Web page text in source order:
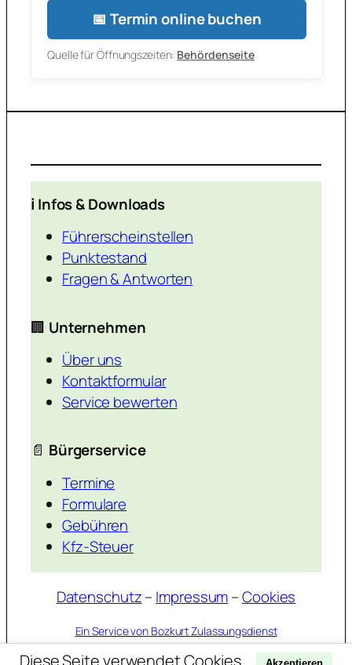
📅 Termin online buchen
Quelle für Öffnungszeiten: Behördenseite
ℹ️ Infos & Downloads
Führerscheinstellen
Punktestand
Fragen & Antworten
🏢 Unternehmen
Über uns
Kontaktformular
Service bewerten
📄 Bürgerservice
Termine
Formulare
Gebühren
Kfz-Steuer
Datenschutz– Impressum–Cookies
Ein Service von Bozkurt Zulassungsdienst
Diese Seite verwendet Cookies.